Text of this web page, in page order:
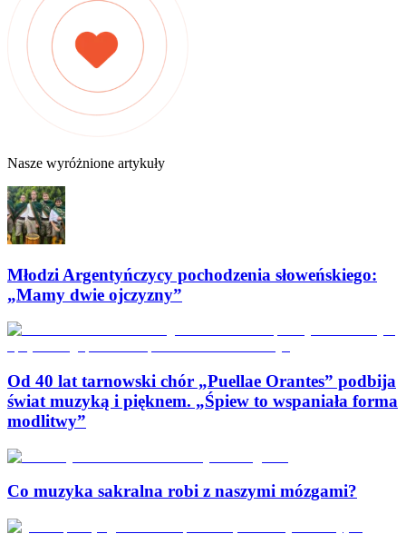
Nasze wyróżnione artykuły
Młodzi Argentyńczycy pochodzenia słoweńskiego:
„Mamy dwie ojczyzny”
Od 40 lat tarnowski chór „Puellae Orantes” podbija
świat muzyką i pięknem. „Śpiew to wspaniała forma
modlitwy”
Co muzyka sakralna robi z naszymi mózgami?